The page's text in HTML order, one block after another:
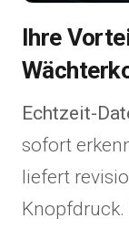
Ihre
Echtzeit-
sofort
liefert
Knopfdruck.